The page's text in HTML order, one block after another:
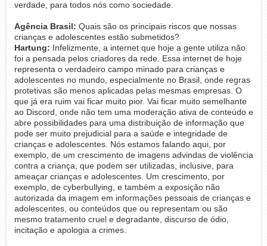
verdade, para todos nós como sociedade.
Agência Brasil: Quais são os principais riscos que nossas
crianças e adolescentes estão submetidos?
Hartung: Infelizmente, a internet que hoje a gente utiliza não
foi a pensada pelos criadores da rede. Essa internet de hoje
representa o verdadeiro campo minado para crianças e
adolescentes no mundo, especialmente no Brasil, onde regras
protetivas são menos aplicadas pelas mesmas empresas. O
que já era ruim vai ficar muito pior. Vai ficar muito semelhante
ao Discord, onde não tem uma moderação ativa de conteúdo e
abre possibilidades para uma distribuição de informação que
pode ser muito prejudicial para a saúde e integridade de
crianças e adolescentes. Nós estamos falando aqui, por
exemplo, de um crescimento de imagens advindas de violência
contra a criança, que podem ser utilizadas, inclusive, para
ameaçar crianças e adolescentes. Um crescimento, por
exemplo, de cyberbullying, e também a exposição não
autorizada da imagem em informações pessoais de crianças e
adolescentes, ou conteúdos que ou representam ou são
mesmo tratamento cruel e degradante, discurso de ódio,
incitação e apologia a crimes.